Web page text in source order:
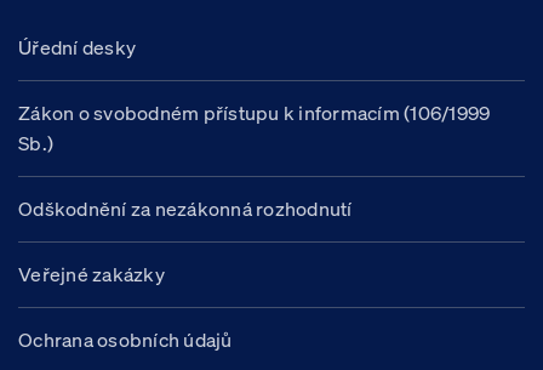
Úřední desky
Zákon o svobodném přístupu k informacím (106/1999
Sb.)
Odškodnění za nezákonná rozhodnutí
Veřejné zakázky
Ochrana osobních údajů